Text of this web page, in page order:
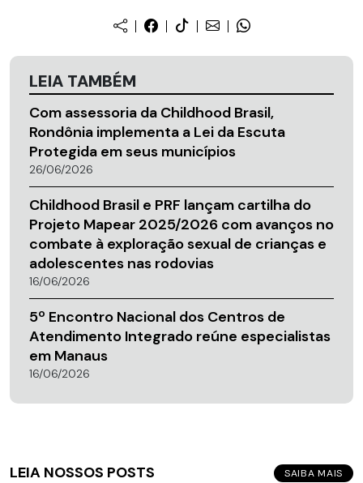
LEIA TAMBÉM
Com assessoria da Childhood Brasil,
Rondônia implementa a Lei da Escuta
Protegida em seus municípios
26/06/2026
Childhood Brasil e PRF lançam cartilha do
Projeto Mapear 2025/2026 com avanços no
combate à exploração sexual de crianças e
adolescentes nas rodovias
16/06/2026
5º Encontro Nacional dos Centros de
Atendimento Integrado reúne especialistas
em Manaus
16/06/2026
LEIA NOSSOS POSTS SAIBA MAIS